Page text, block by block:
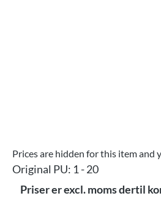
Prices are hidden for this item and
Original PU: 1 - 20
Priser er excl. moms dertil